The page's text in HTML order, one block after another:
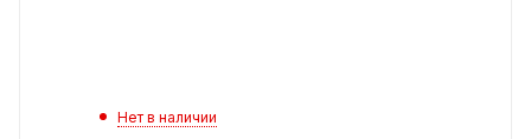
Нет в наличии